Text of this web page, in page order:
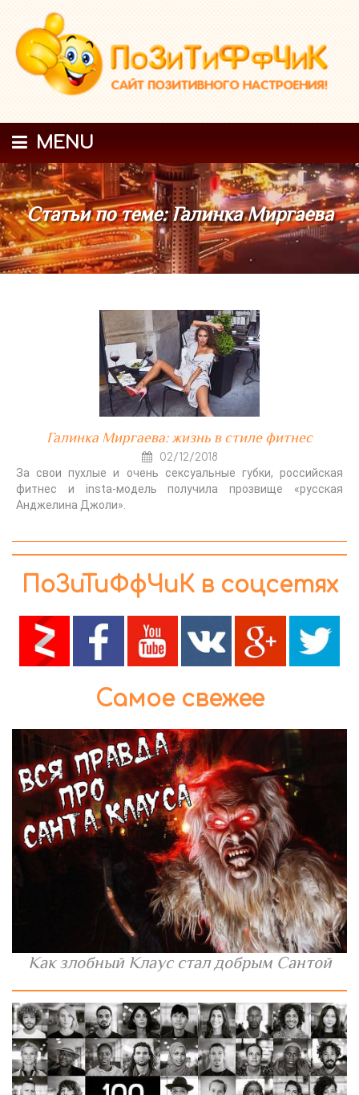
MENU
Статьи по теме: Галинка Миргаева
Галинка Миргаева: жизнь в стиле фитнес
02/12/2018
За свои пухлые и очень сексуальные губки, российская
фитнес и insta-модель получила прозвище «русская
Анджелина Джоли».
ПоЗиТиФфЧиК в соцсетях
Самое свежее
Как злобный Клаус стал добрым Сантой